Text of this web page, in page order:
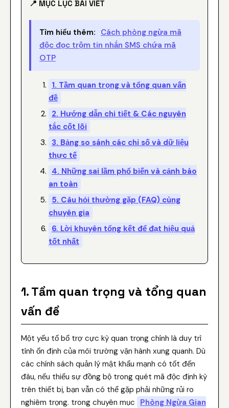
📍 MỤC LỤC BÀI VIẾT
Tìm hiểu thêm: Cách phòng ngừa mã
độc đọc trộm tin nhắn SMS chứa mã
OTP
1. Tầm quan trọng và tổng quan vấn
đề
2. Hướng dẫn chi tiết & Các nguyên
tắc cốt lõi
3. Bảng so sánh các chỉ số và dữ liệu
thực tế
4. Những sai lầm phổ biến và cảnh báo
an toàn
5. Câu hỏi thường gặp (FAQ) cùng
chuyên gia
6. Lời khuyên tổng kết để đạt hiệu quả
tốt nhất
1. Tầm quan trọng và tổng quan
vấn đề
Một yếu tố bổ trợ cực kỳ quan trọng chính là duy trì
tính ổn định của môi trường vận hành xung quanh. Dù
các chính sách quản lý mật khẩu mạnh có tốt đến
đâu, nếu thiếu sự đồng bộ trong quét mã độc định kỳ
trên thiết bị, bạn vẫn có thể gặp phải những rủi ro
nghiêm trọng. trong chuyên mục Phòng Ngừa Gian